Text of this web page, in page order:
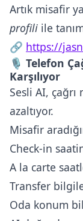
Artık misafir
profili ile
🔗 https://
🎙️ Telefon
Karşılıyor
Sesli AI,
azaltıyor.
Misafir
Check-in
A la carte
Transfer
Oda konum